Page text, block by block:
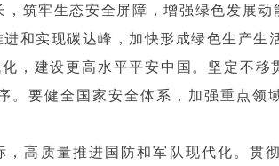
筑牢生态安全屏障，增强绿色发展
和实现碳达峰，加快形成绿色生产生
，建设更高水平平安中国。坚定不移
。要健全国家安全体系，加强重点领
高质量推进国防和军队现代化。贯